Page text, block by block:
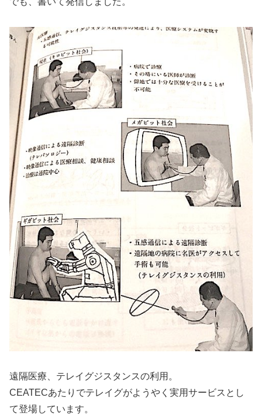
遠隔医療、テレイグジスタンスの利用。
CEATECあたりでテレイグがようやく実用サービスとし
て登場しています。